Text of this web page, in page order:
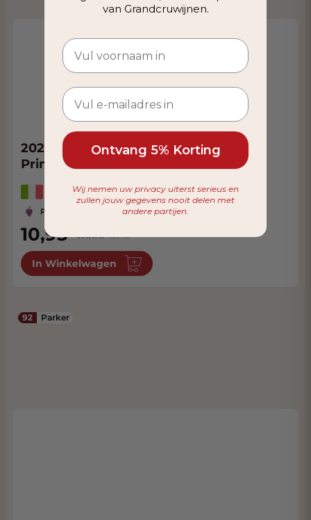
2025 San Marzano Tramari Rosé di
Primitivo
Italië, Puglia
Primitivo
10,95 VANAF 10,40
In Winkelwagen
92 Parker
van Grandcruwijnen.
Ontvang 5% Korting
Wij nemen uw privacy uiterst serieus en
zullen jouw gegevens nooit delen met
andere partijen.